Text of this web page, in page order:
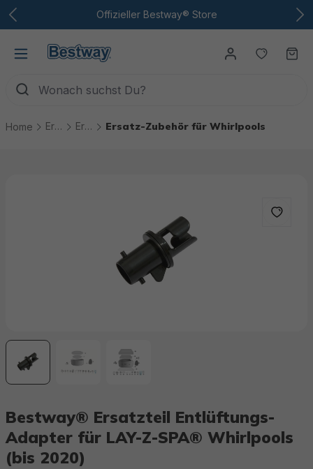
Zum Hauptinhalt Offizieller Bestway® Store
Du
Home Ersatzteile Ersatzteile Whirlpools Ersatz-Zubehör für Whirlpools
Bestway® Ersatzteil Entlüftungs-
Adapter für LAY-Z-SPA® Whirlpools
(bis 2020)